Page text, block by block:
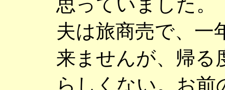
思っていました。
夫は旅商売で、一
来ませんが、帰る
らしくない。お前